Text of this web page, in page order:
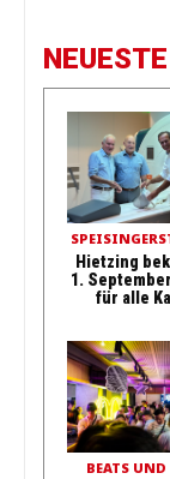
Hietzing
1.
für alle
BEATS UND